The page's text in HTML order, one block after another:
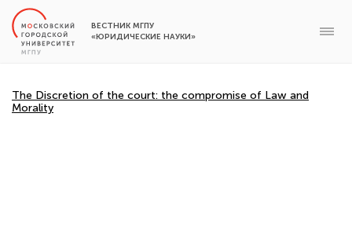
ВЕСТНИК МГПУ
«ЮРИДИЧЕСКИЕ НАУКИ»
The Discretion of the court: the compromise of Law and
Morality